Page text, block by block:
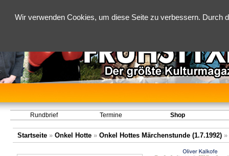
Wir verwenden Cookies, um diese Seite zu verbessern.
Rundbrief Termine Shop
Startseite» Onkel Hotte» Onkel Hottes Märchenstunde (1.7.1992)»